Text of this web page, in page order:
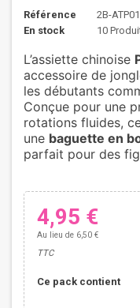
Référence
2B-
En stock
10
L’assiette chinoise
accessoire de
les débutants
Conçue pour une
rotations fluides,
une baguette en
parfait pour des
4,95 €
Au lieu de 6,50 €
TTC
Ce pack contient